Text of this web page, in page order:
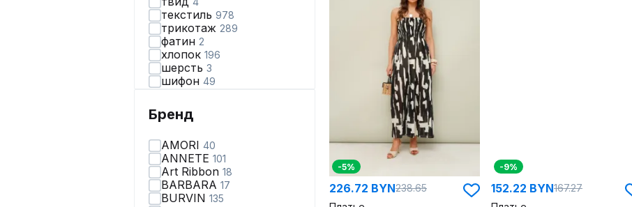
текстиль 978
трикотаж 289
фатин 2
хлопок 196
шерсть 3
шифон 49
Бренд
AMORI 40
ANNETE 101
Art Ribbon 18
BARBARA 17
BURVIN 135
-5%
226.72 BYN238.65
-9%
152.22 BYN167.27